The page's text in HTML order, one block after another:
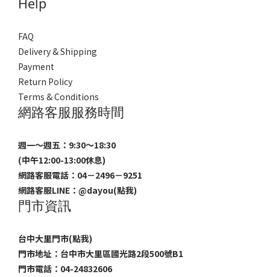
FAQ
Delivery & Shipping
Payment
Return Policy
Terms & Conditions
網路客服服務時間
週一～週五：9:30～18:30
(中午12:00-13:00休息)
網路客服電話：04－2496－9251
網路客服LINE： @dayou(點我)
門市資訊
台中大里門市(點我)
門市地址：台中市大里區國光路2段500號B1
門市電話：04-24832606